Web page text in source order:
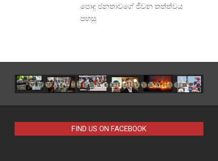
පොදු ජනතාවගේ ජීවන තත්ත්වය
පහසු
FIND US ON FACEBOOK